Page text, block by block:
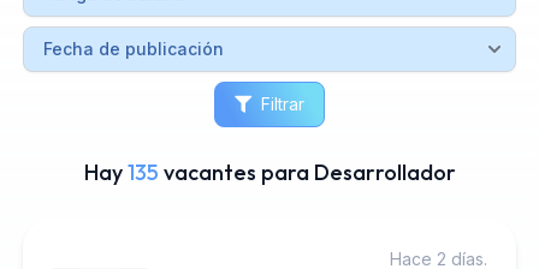
Filtrar
Hay135 vacantes para Desarrollador
Hace 2 días.